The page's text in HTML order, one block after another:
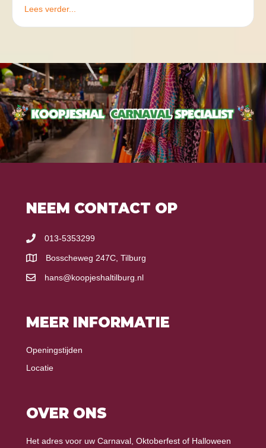
Lees verder...
NEEM CONTACT OP
013-5353299
Bosscheweg 247C, Tilburg
hans@koopjeshaltilburg.nl
MEER INFORMATIE
Openingstijden
Locatie
OVER ONS
Het adres voor uw Carnaval, Oktoberfest of Halloween